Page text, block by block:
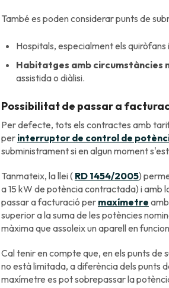
També es poden considerar punts de
Hospitals, especialment els
Habitatges amb circumstàncies
assistida o diàlisi.
Possibilitat de passar a
Per defecte, tots els contractes amb
per interruptor de control de
subministrament si en algun moment
Tanmateix, la llei ( RD 1454/2005)
a 15 kW de potència contractada) i amb
passar a facturació per maxímetre
superior a la suma de les potències
màxima que assoleix un aparell en
Cal tenir en compte que, en els punts
no està limitada, a diferència dels punts
maxímetre es pot sobrepassar la